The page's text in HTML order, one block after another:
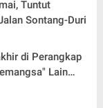
Tuntut
Sontang-Duri
di Perangkap
Lain